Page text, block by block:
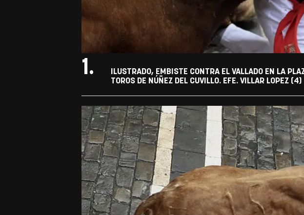
1.
ILUSTRADO, EMBISTE CONTRA EL VALLADO EN LA
TOROS DE NÚÑEZ DEL CUVILLO. EFE. VILLAR LOPEZ (4)